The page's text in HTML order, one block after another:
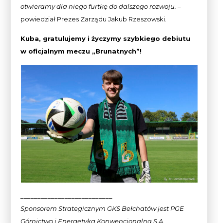
otwieramy dla niego furtkę do dalszego rozwoju.–
powiedział Prezes Zarządu Jakub Rzeszowski.
Kuba, gratulujemy i życzymy szybkiego debiutu
w oficjalnym meczu „Brunatnych”!
Sponsorem Strategicznym GKS Bełchatów jest PGE
Górnictwo i Energetyka Konwencjonalna S.A.